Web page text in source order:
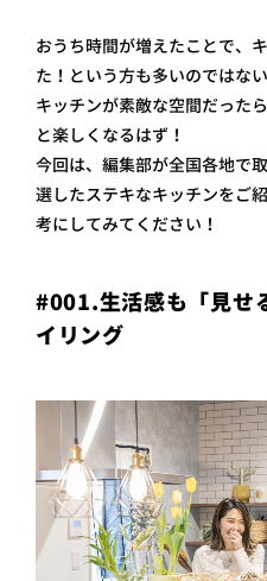
おうち時間が増えたことで、
た！という方も多いのではな
キッチンが素敵な空間だった
と楽しくなるはず！
今回は、編集部が全国各地で
選したステキなキッチンをご
考にしてみてください！
#001.生活感も「見せ
イリング